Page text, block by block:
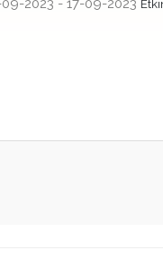
2023 - 17-09-2023